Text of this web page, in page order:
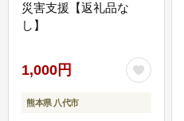
災害支援【返礼品な
し】
1,000円
熊本県 八代市